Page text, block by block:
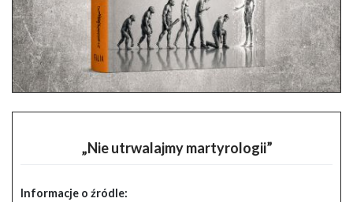
„Nie utrwalajmy martyrologii”
Informacje o źródle: